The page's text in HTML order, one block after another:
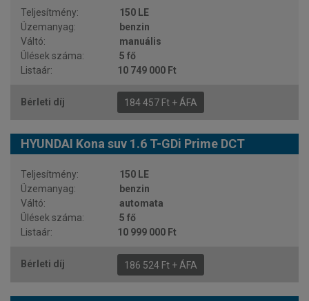
150 LE
benzin
manuális
5 fő
10 749 000 Ft
184 457 Ft + ÁFA
HYUNDAI Kona suv 1.6 T-GDi Prime DCT
150 LE
benzin
automata
5 fő
10 999 000 Ft
186 524 Ft + ÁFA